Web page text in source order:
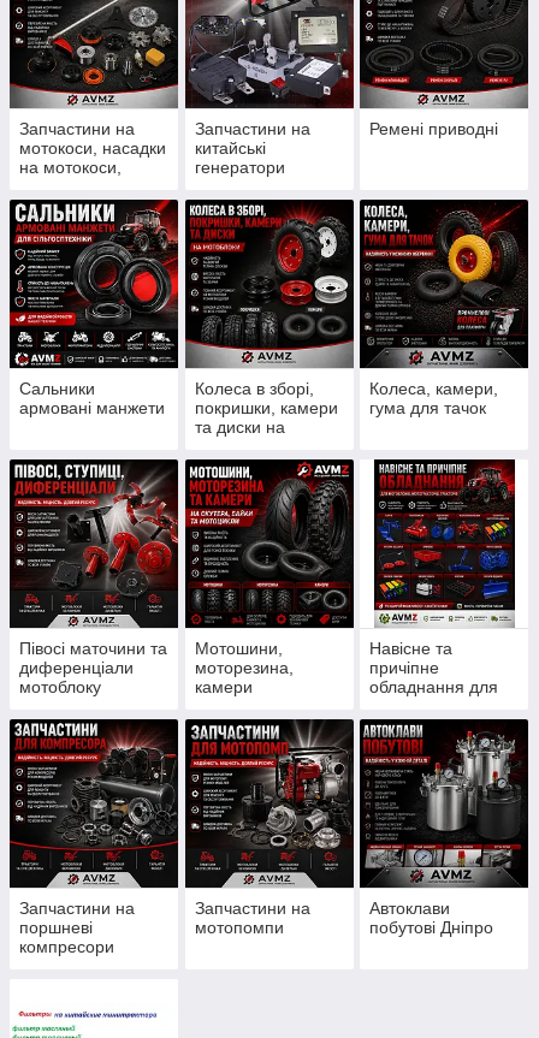
Запчастини на
мотокоси, насадки
на мотокоси,
Запчастини на
китайські
генератори
Ремені приводні
Сальники
армовані манжети
Колеса в зборі,
покришки, камери
та диски на
Колеса, камери,
гума для тачок
Півосі маточини та
диференціали
мотоблоку
Мотошини,
моторезина,
камери
Навісне та
причіпне
обладнання для
Запчастини на
поршневі
компресори
Запчастини на
мотопомпи
Автоклави
побутові Дніпро